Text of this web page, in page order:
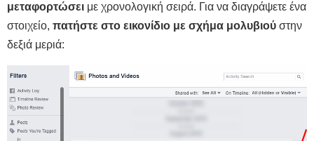
μεταφορτώσει με χρονολογική σειρά. Για να διαγράψετε ένα
στοιχείο, πατήστε στο εικονίδιο με σχήμα μολυβιού στην
δεξιά μεριά: